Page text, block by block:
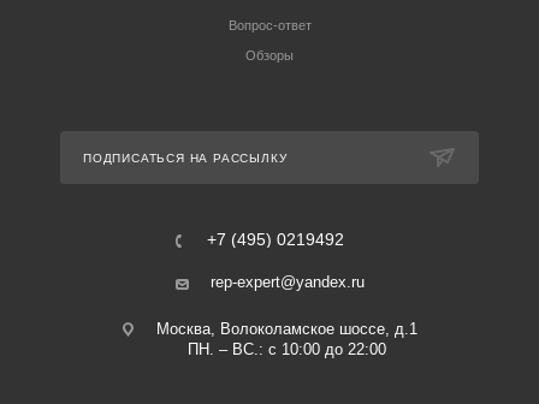
Вопрос-ответ
Обзоры
ПОДПИСАТЬСЯ НА РАССЫЛКУ
+7 (495) 0219492
rep-expert@yandex.ru
Москва, Волоколамское шоссе, д.1
ПН. – ВС.: с 10:00 до 22:00